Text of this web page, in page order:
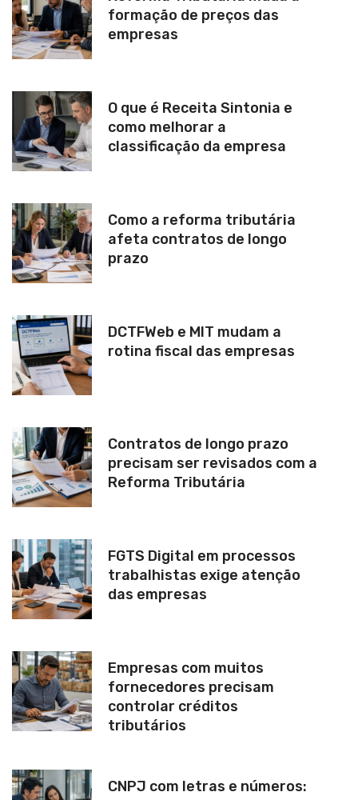
formação de preços das
empresas
O que é Receita Sintonia e
como melhorar a
classificação da empresa
Como a reforma tributária
afeta contratos de longo
prazo
DCTFWeb e MIT mudam a
rotina fiscal das empresas
Contratos de longo prazo
precisam ser revisados com a
Reforma Tributária
FGTS Digital em processos
trabalhistas exige atenção
das empresas
Empresas com muitos
fornecedores precisam
controlar créditos
tributários
CNPJ com letras e números: